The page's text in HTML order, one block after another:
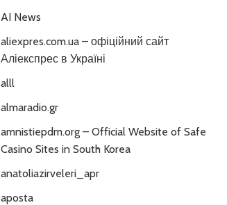
AI News
aliexpres.com.ua – офіційний сайт
Аліекспрес в Україні
alll
almaradio.gr
amnistiepdm.org – Official Website of Safe
Casino Sites in South Korea
anatoliazirveleri_apr
aposta